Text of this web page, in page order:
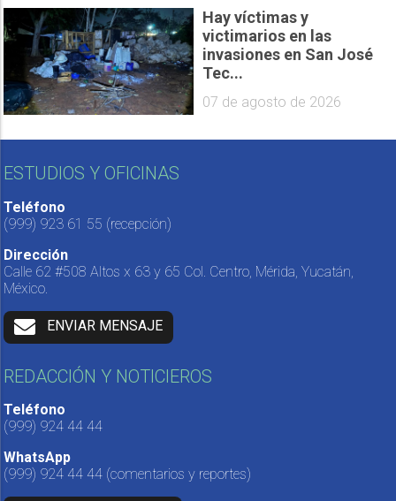
Hay víctimas y
victimarios en las
invasiones en San José
Tec...
07 de agosto de 2026
ESTUDIOS Y OFICINAS
Teléfono
(999) 923 61 55 (recepción)
Dirección
Calle 62 #508 Altos x 63 y 65 Col. Centro, Mérida, Yucatán,
México.
ENVIAR MENSAJE
REDACCIÓN Y NOTICIEROS
Teléfono
(999) 924 44 44
WhatsApp
(999) 924 44 44 (comentarios y reportes)